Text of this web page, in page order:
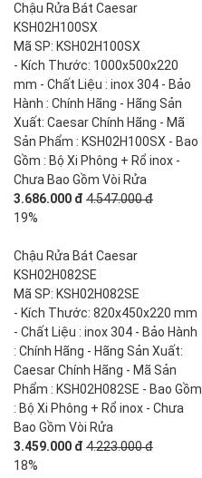
Chậu Rửa Bát Caesar
KSH02H100SX
Mã SP: KSH02H100SX
- Kích Thước: 1000x500x220
mm - Chất Liệu : inox 304 - Bảo
Hành : Chính Hãng - Hãng Sản
Xuất: Caesar Chính Hãng - Mã
Sản Phẩm : KSH02H100SX - Bao
Gồm : Bộ Xi Phông + Rổ inox -
Chưa Bao Gồm Vòi Rửa
3.686.000 đ 4.547.000 đ
19%
Chậu Rửa Bát Caesar
KSH02H082SE
Mã SP: KSH02H082SE
- Kích Thước: 820x450x220 mm
- Chất Liệu : inox 304 - Bảo Hành
: Chính Hãng - Hãng Sản Xuất:
Caesar Chính Hãng - Mã Sản
Phẩm : KSH02H082SE - Bao Gồm
: Bộ Xi Phông + Rổ inox - Chưa
Bao Gồm Vòi Rửa
3.459.000 đ 4.223.000 đ
18%